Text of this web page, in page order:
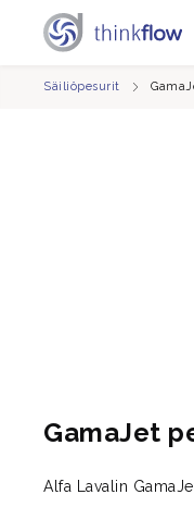
Säiliöpesurit
GamaJet
Alfa Lavalin